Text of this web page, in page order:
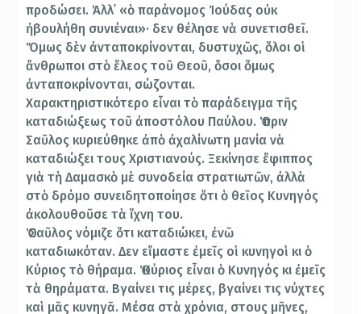
προδώσει. Ἀλλ᾿ «ὁ πα­­ράνομος Ἰούδας οὐκ
ἠβουλήθη συν­ιέ­ναι»· δεν θέλησε νὰ συνετισθεῖ.
Ὅμως δὲν ἀνταποκρίνονται, δυστυχῶς, ὅλοι οἱ
ἄν­­θρωποι στὸ ἔλεος τοῦ Θεοῦ, ὅσοι ὅ­μως
ἀνταποκρίνονται, σώζονται.
Χαρακτηριστικότερο εἶναι τὸ παράδει­γμα τῆς
καταδιώξεως τοῦ ἀποστόλου Παύλου. Ὁ πριν
Σαῦλος κυριεύθηκε ἀπὸ ἀχαλίνωτη μανία νὰ
καταδιώξει τους Χριστιανούς. Ξεκίνησε ἔφιππος
γιὰ τὴ Δαμα­σκὸ μὲ συνοδεία στρατιωτῶν, ἀλλὰ
στὸ δρόμο συνειδητοποίησε ὅτι ὁ θεῖος Κυνη­γός
ἀκολουθοῦσε τὰ ἴχνη του.
Ὁ Σαῦλος νόμιζε ὅτι καταδιώκει, ἐνῶ
καταδιωκόταν. Δεν εἴμαστε ἐμεῖς οἱ κυνηγοὶ κι ὁ
Κύριος τὸ θήραμα. Ὁ Κύριος εἶναι ὁ Κυνηγός κι ἐ­μεῖς
τὰ θηράματα. Βγαίνει τις μέρες, βγαί­νει τις νύχτες
καὶ μᾶς κυνηγᾶ. Μέσα στὰ χρόνια, στους μῆνες,